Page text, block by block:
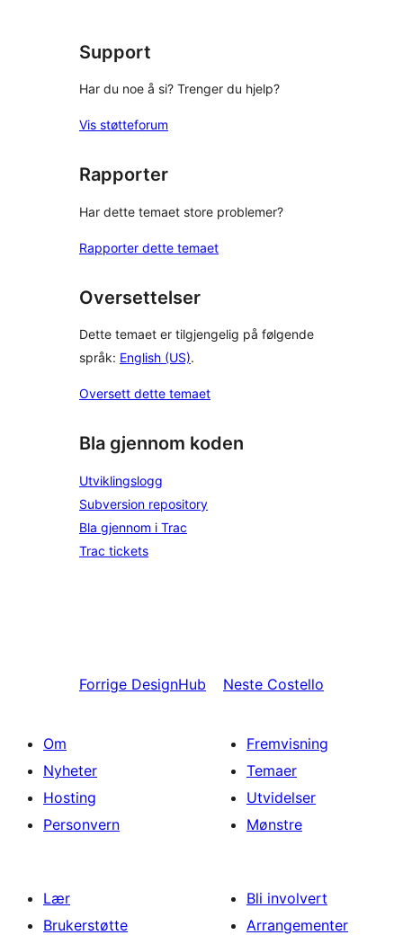
Support
Har du noe å si? Trenger du hjelp?
Vis støtteforum
Rapporter
Har dette temaet store problemer?
Rapporter dette temaet
Oversettelser
Dette temaet er tilgjengelig på følgende
språk: English (US).
Oversett dette temaet
Bla gjennom koden
Utviklingslogg
Subversion repository
Bla gjennom i Trac
Trac tickets
Forrige DesignHub Neste Costello
Om
Nyheter
Hosting
Personvern
Fremvisning
Temaer
Utvidelser
Mønstre
Lær
Brukerstøtte
Bli involvert
Arrangementer